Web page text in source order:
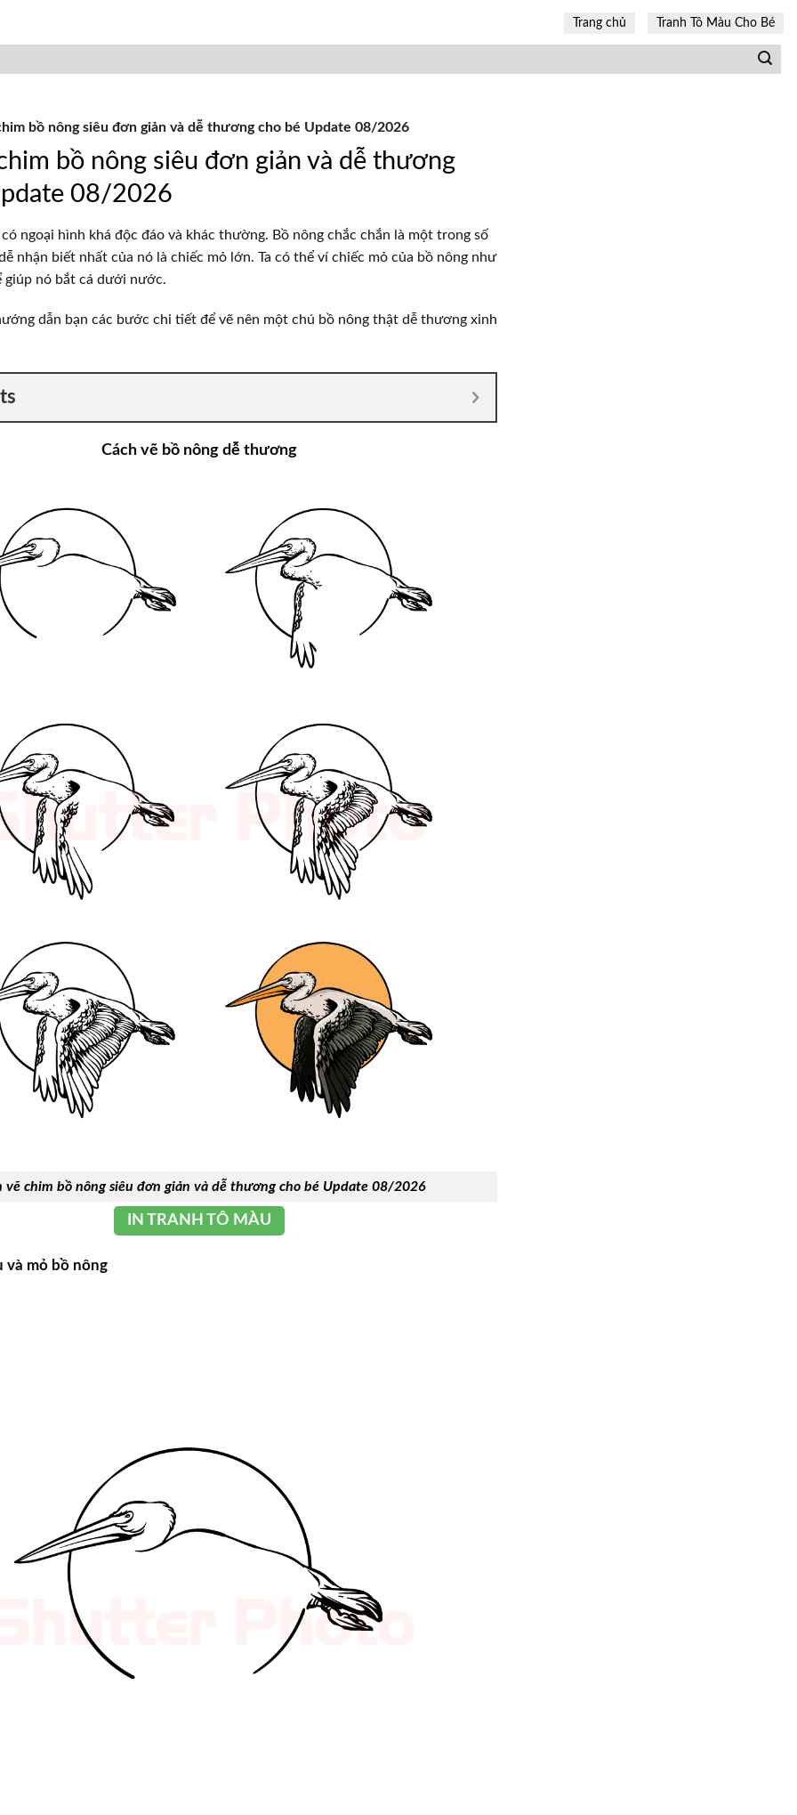
Trang chủ Tranh Tô Màu Cho Bé
bồ nông siêu đơn giản và dễ thương cho bé Update 08/2026
bồ nông siêu đơn giản và dễ thương
08/2026
ngoại hình khá độc đáo và khác thường. Bồ nông chắc chắn là một trong số
nhận biết nhất của nó là chiếc mỏ lớn. Ta có thể ví chiếc mỏ của bồ nông như
giúp nó bắt cá dưới nước.
dẫn bạn các bước chi tiết để vẽ nên một chú bồ nông thật dễ thương xinh
Cách vẽ bồ nông dễ thương
vẽ chim bồ nông siêu đơn giản và dễ thương cho bé Update 08/2026
IN TRANH TÔ MÀU
và mỏ bồ nông